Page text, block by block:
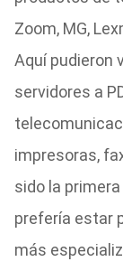
Zoom, MG,
Aquí pudieron
servidores a
impresoras,
sido la
prefería estar
más